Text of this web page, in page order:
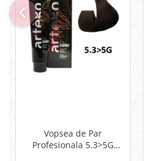
Vopsea de Par
Profesionala 5.3>5G